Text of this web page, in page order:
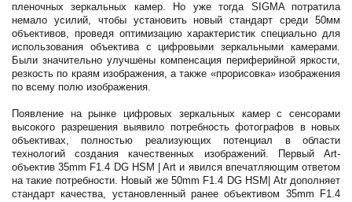
пленочных зеркальных камер. Но уже тогда SIGMA потратила
немало усилий, чтобы установить новый стандарт среди 50мм
объективов, проведя оптимизацию характеристик специально для
использования объектива с цифровыми зеркальными камерами.
Были значительно улучшены компенсация периферийной яркости,
резкость по краям изображения, а также «прорисовка» изображения
по всему полю изображения.
Появление на рынке цифровых зеркальных камер с сенсорами
высокого разрешения выявило потребность фотографов в новых
объективах, полностью реализующих потенциал в области
технологий создания качественных изображений. Первый Art-
объектив 35mm F1.4 DG HSM | Art и явился впечатляющим ответом
на такие потребности. Новый же 50mm F1.4 DG HSM| Atr дополняет
стандарт качества, установленный ранее объективом 35mm F1.4